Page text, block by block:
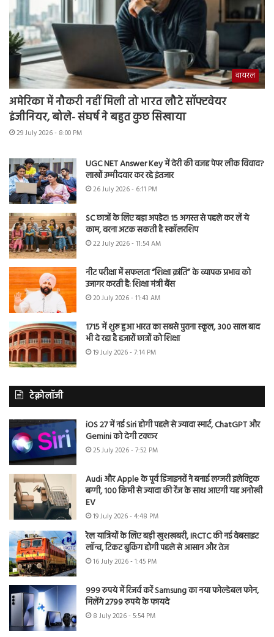
वायरल
अमेरिका में नौकरी नहीं मिली तो भारत लौटे सॉफ्टवेयर
इंजीनियर, बोले- संघर्ष ने बहुत कुछ सिखाया
29 July 2026 - 8:00 PM
UGC NET Answer Key में देरी की वजह पेपर लीक विवाद?
लाखों उम्मीदवार कर रहे इंतजार
26 July 2026 - 6:11 PM
SC छात्रों के लिए बड़ा अपडेट! 15 अगस्त से पहले कर लें ये
काम, वरना अटक सकती है स्कॉलरशिप
22 July 2026 - 11:54 AM
नीट परीक्षा में सफलता “शिक्षा क्रांति” के व्यापक प्रभाव को
उजागर करती है: शिक्षा मंत्री बैंस
20 July 2026 - 11:43 AM
1715 में शुरू हुआ भारत का सबसे पुराना स्कूल, 300 साल बाद
भी दे रहा है हजारों छात्रों को शिक्षा
19 July 2026 - 7:14 PM
टेक्नोलॉजी
iOS 27 में नई Siri होगी पहले से ज्यादा स्मार्ट, ChatGPT और
Gemini को देगी टक्कर
25 July 2026 - 7:52 PM
Audi और Apple के पूर्व डिजाइनरों ने बनाई लग्जरी इलेक्ट्रिक
बग्गी, 100 किमी से ज्यादा की रेंज के साथ आएगी यह अनोखी
EV
19 July 2026 - 4:48 PM
रेल यात्रियों के लिए बड़ी खुशखबरी, IRCTC की नई वेबसाइट
लॉन्च, टिकट बुकिंग होगी पहले से आसान और तेज
16 July 2026 - 1:45 PM
999 रुपये में रिजर्व करें Samsung का नया फोल्डेबल फोन,
मिलेंगे 2799 रुपये के फायदे
8 July 2026 - 5:54 PM